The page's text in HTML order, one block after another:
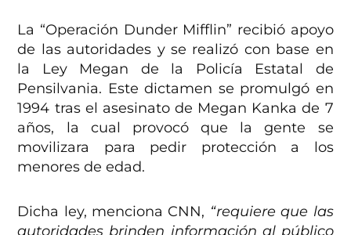
La “Operación Dunder Mifflin” recibió apoyo
de las autoridades y se realizó con base en
la Ley Megan de la Policía Estatal de
Pensilvania. Este dictamen se promulgó en
1994 tras el asesinato de Megan Kanka de 7
años, la cual provocó que la gente se
movilizara para pedir protección a los
menores de edad.
Dicha ley, menciona CNN, “requiere que las
autoridades brinden información al público